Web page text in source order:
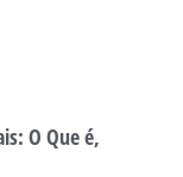
O Que é,